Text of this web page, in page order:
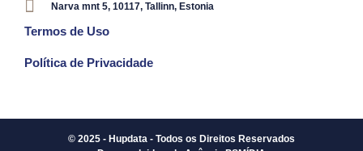
Narva mnt 5, 10117, Tallinn, Estonia
Termos de Uso
Política de Privacidade
© 2025 - Hupdata - Todos os Direitos Reservados